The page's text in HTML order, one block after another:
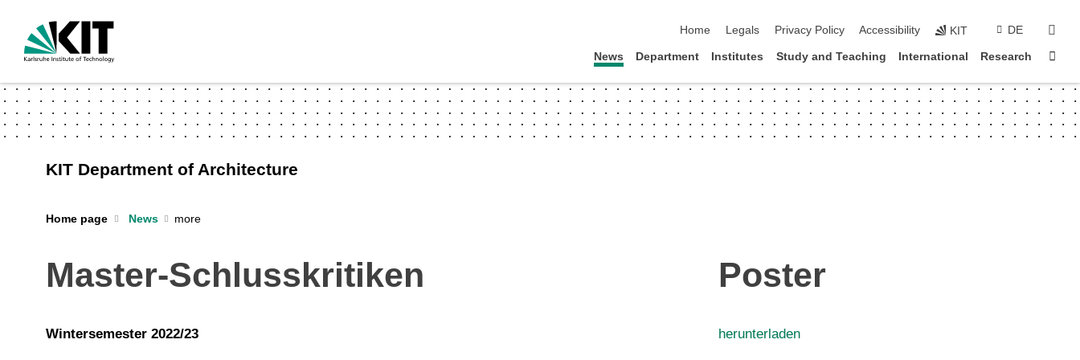
Home
Legals Privacy Policy Accessibility KIT DE
News Department Institutes Study and Teaching International Research
KIT Department of Architecture
Home page News
Master-Schlusskritiken
Wintersemester 2022/23
Poster
herunterladen